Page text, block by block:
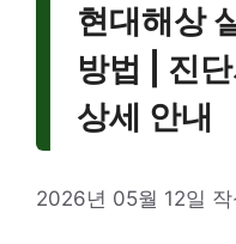
현대해상
방법 | 진
상세 안내
2026년 05월 12일